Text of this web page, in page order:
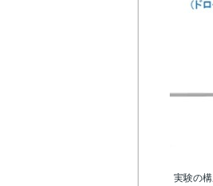
実験の